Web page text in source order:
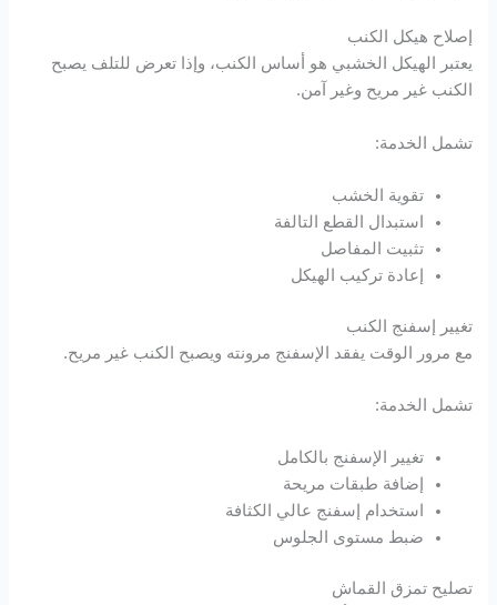
Hacklink panel
Hacklink panel
Hacklink panel
Hacklink panel
Hacklink panel
Hacklink panel
Hacklink panel
Hacklink panel
Illuminati
إصلاح هيكل الكنب
يعتبر الهيكل الخشبي هو أساس الكنب، وإذا تعرض للتلف يصبح
الكنب غير مريح وغير آمن.
تشمل الخدمة:
تقوية الخشب
استبدال القطع التالفة
تثبيت المفاصل
إعادة تركيب الهيكل
تغيير إسفنج الكنب
مع مرور الوقت يفقد الإسفنج مرونته ويصبح الكنب غير مريح.
تشمل الخدمة:
تغيير الإسفنج بالكامل
إضافة طبقات مريحة
استخدام إسفنج عالي الكثافة
ضبط مستوى الجلوس
تصليح تمزق القماش